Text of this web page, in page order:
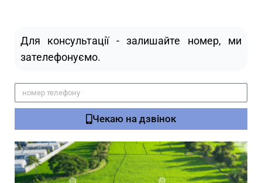
Для консультації - залишайте номер, ми
зателефонуємо.
Чекаю на дзвінок